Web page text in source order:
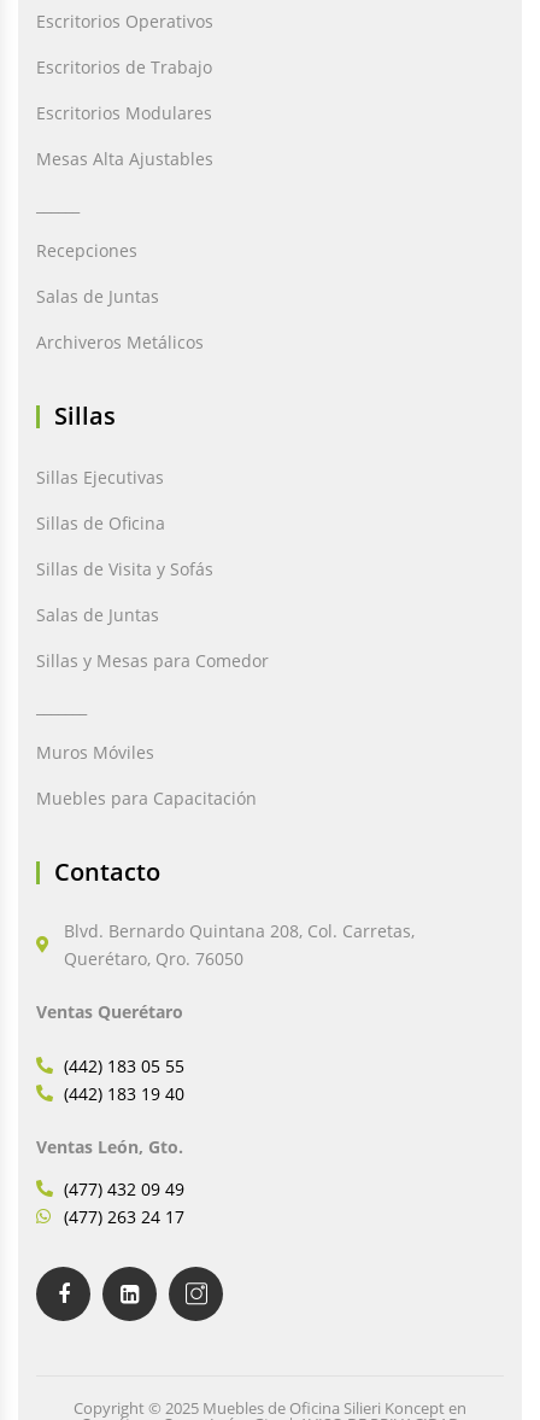
Escritorios Operativos
Escritorios de Trabajo
Escritorios Modulares
Mesas Alta Ajustables
Recepciones
Salas de Juntas
Archiveros Metálicos
Sillas
Sillas Ejecutivas
Sillas de Oficina
Sillas de Visita y Sofás
Salas de Juntas
Sillas y Mesas para Comedor
Muros Móviles
Muebles para Capacitación
Contacto
Blvd. Bernardo Quintana 208, Col. Carretas,
Querétaro, Qro. 76050
Ventas Querétaro
(442) 183 05 55
(442) 183 19 40
Ventas León, Gto.
(477) 432 09 49
(477) 263 24 17
Copyright © 2025 Muebles de Oficina Silieri Koncept en